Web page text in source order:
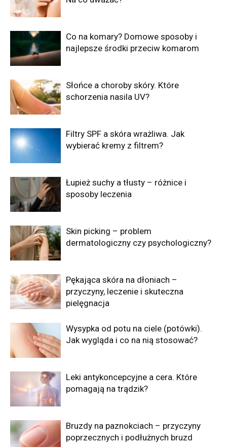
Co na komary? Domowe sposoby i
najlepsze środki przeciw komarom
Słońce a choroby skóry. Które
schorzenia nasila UV?
Filtry SPF a skóra wrażliwa. Jak
wybierać kremy z filtrem?
Łupież suchy a tłusty – różnice i
sposoby leczenia
Skin picking – problem
dermatologiczny czy psychologiczny?
Pękająca skóra na dłoniach –
przyczyny, leczenie i skuteczna
pielęgnacja
Wysypka od potu na ciele (potówki).
Jak wygląda i co na nią stosować?
Leki antykoncepcyjne a cera. Które
pomagają na trądzik?
Bruzdy na paznokciach – przyczyny
poprzecznych i podłużnych bruzd